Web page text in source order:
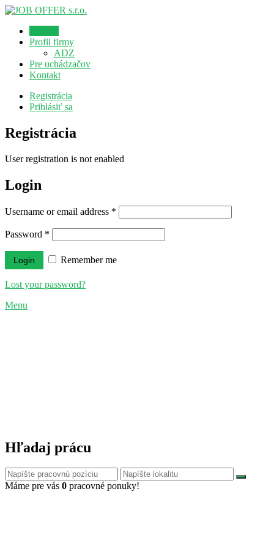
Profil firmy
ADZ
Pre uchádzačov
Kontakt
Registrácia
Prihlásiť sa
Registrácia
User registration is not enabled
Login
Username or email address *
Password *
Remember me
Lost your password?
Menu
Hľadaj prácu
Máme pre vás 0 pracovné ponuky!